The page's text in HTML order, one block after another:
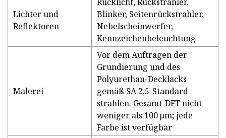
Lichter und
Reflektoren
Rücklicht, Rückstrahler,
Blinker, Seitenrückstrahler,
Nebelscheinwerfer,
Kennzeichenbeleuchtung
Malerei
Vor dem Auftragen der
Grundierung und des
Polyurethan-Decklacks
gemäß SA 2,5-Standard
strahlen. Gesamt-DFT nicht
weniger als 100 μm; jede
Farbe ist verfügbar